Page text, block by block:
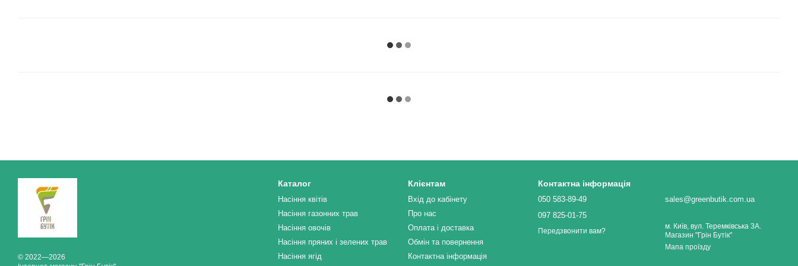
© 2022—2026
Каталог
Насіння квітів
Насіння газонних трав
Насіння овочів
Насіння пряних і зелених трав
Насіння ягід
Клієнтам
Вхід до кабінету
Про нас
Оплата і доставка
Обмін та повернення
Контактна інформація
Контактна інформація
050 583-89-49
097 825-01-75
Передзвонити вам?
sales@greenbutik.com.ua
м. Київ, вул. Теремківська 3А.
Магазин "Грін Бутік"
Мапа проїзду